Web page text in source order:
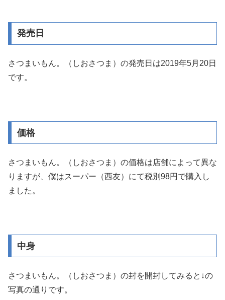
発売日
さつまいもん。（しおさつま）の発売日は2019年5月20日
です。
価格
さつまいもん。（しおさつま）の価格は店舗によって異な
りますが、僕はスーパー（西友）にて税別98円で購入し
ました。
中身
さつまいもん。（しおさつま）の封を開封してみると↓の
写真の通りです。